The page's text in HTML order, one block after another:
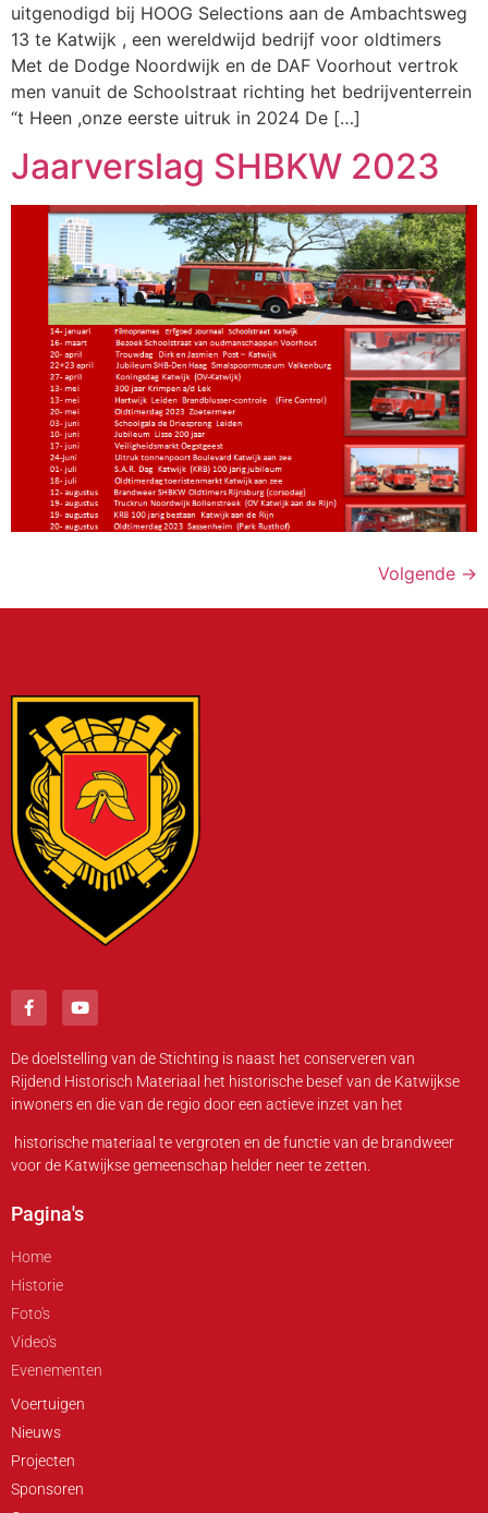
uitgenodigd bij HOOG Selections aan de Ambachtsweg
13 te Katwijk , een wereldwijd bedrijf voor oldtimers
Met de Dodge Noordwijk en de DAF Voorhout vertrok
men vanuit de Schoolstraat richting het bedrijventerrein
“t Heen ,onze eerste uitruk in 2024 De […]
Jaarverslag SHBKW 2023
Volgende →
De doelstelling van de Stichting is naast het conserveren van
Rijdend Historisch Materiaal het historische besef van de Katwijkse
inwoners en die van de regio door een actieve inzet van het
historische materiaal te vergroten en de functie van de brandweer
voor de Katwijkse gemeenschap helder neer te zetten.
Pagina's
Home
Historie
Foto's
Video's
Evenementen
Voertuigen
Nieuws
Projecten
Sponsoren